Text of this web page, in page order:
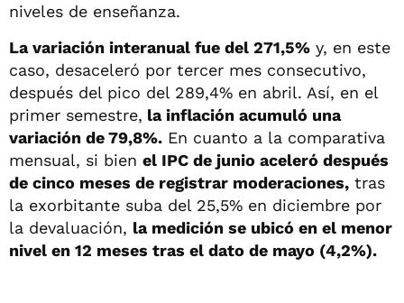
niveles de enseñanza.
La variación interanual fue del 271,5% y, en este
caso, desaceleró por tercer mes consecutivo,
después del pico del 289,4% en abril. Así, en el
primer semestre, la inflación acumuló una
variación de 79,8%. En cuanto a la comparativa
mensual, si bien el IPC de junio aceleró después
de cinco meses de registrar moderaciones, tras
la exorbitante suba del 25,5% en diciembre por
la devaluación, la medición se ubicó en el menor
nivel en 12 meses tras el dato de mayo (4,2%).